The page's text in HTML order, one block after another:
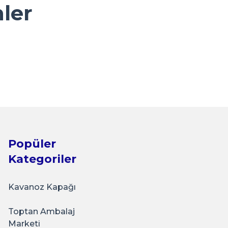
Seti JamsSeri
Popüler
Kategoriler
Kavanoz Kapağı
Toptan Ambalaj
Marketi